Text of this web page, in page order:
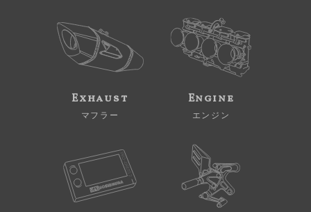
Exhaust
マフラー
Engine
エンジン